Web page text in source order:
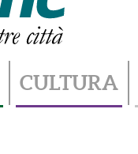
CULTURA